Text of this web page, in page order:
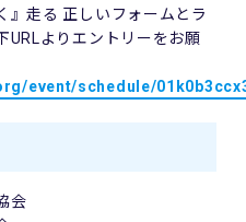
』走る 正しいフォームとラ
URLよりエントリーをお願
event/schedule/
会